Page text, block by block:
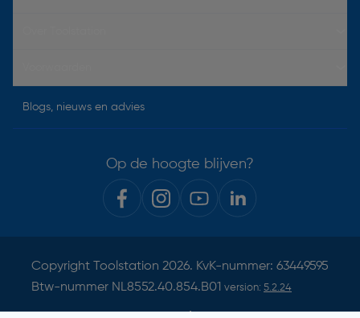
Blogs, nieuws en advies
Op de hoogte blijven?
Copyright Toolstation 2026. KvK-nummer: 63449595
Btw-nummer NL8552.40.854.B01 version: 5.2.24